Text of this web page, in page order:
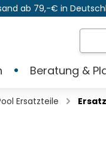
springen
ab 79,-€ in
Beratung &
Ersatzteile